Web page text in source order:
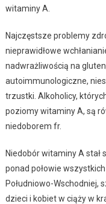
witaminy A.
Najczęstsze problemy
nieprawidłowe
nadwrażliwością na
autoimmunologiczne,
trzustki. Alkoholicy,
poziomy witaminy A, są
niedoborem fr.
Niedobór witaminy A
ponad połowie
Południowo-Wschodniej,
dzieci i kobiet w ciąży w